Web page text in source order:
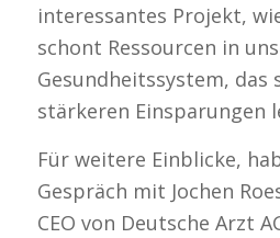
interessantes Projekt,
schont Ressourcen in
Gesundheitssystem,
stärkeren Einsparungen
Für weitere Einblicke,
Gespräch mit Jochen
CEO von Deutsche Arzt